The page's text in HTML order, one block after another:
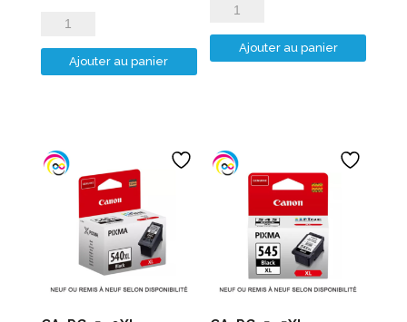
quantité
de
CA_PG-
Ajouter au panier
quantité
de
CA_PG-
Ajouter au panier